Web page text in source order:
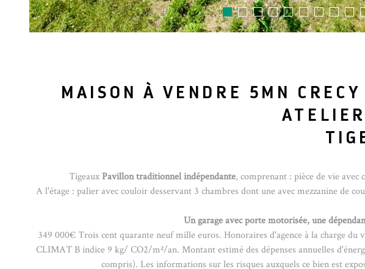
MAISON À VENDRE 5MN
TigeauxPavillon traditionnel indépendante, comprenant : pièce de vie avec
A l'étage : palier avec couloir desservant 3 chambres dont une avec mezzanine de
Un garage avec porte motorisée, une
349 000€ Trois cent quarante neuf mille euros. Honoraires d'agence à la charge
CLIMAT B indice 9 kg/ CO2/m²/an. Montant estimé des dépenses annuelles
compris). Les informations sur les risques auxquels ce bien est